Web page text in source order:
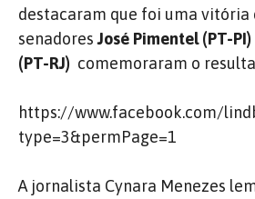
destacaram que foi uma vitória
senadoresJosé Pimentel (PT-PI)
(PT-RJ) comemoraram o
https://www.facebook.com/
type=3&permPage=1
A jornalista Cynara Menezes